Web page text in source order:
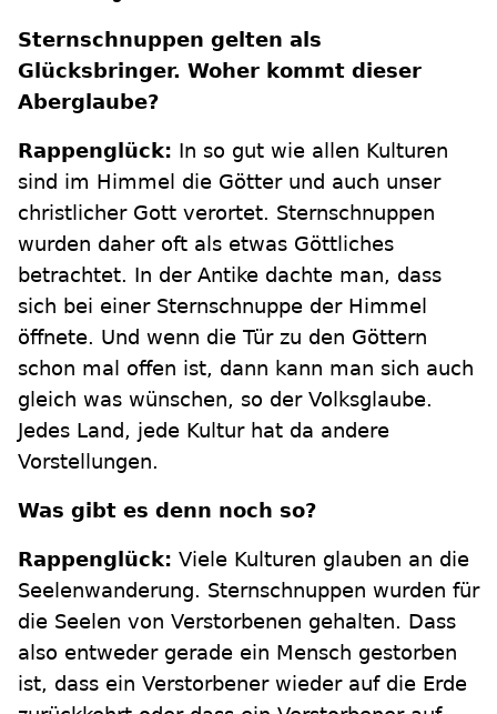
Sternschnuppen gelten als
Glücksbringer. Woher kommt dieser
Aberglaube?
Rappenglück: In so gut wie allen Kulturen
sind im Himmel die Götter und auch unser
christlicher Gott verortet. Sternschnuppen
wurden daher oft als etwas Göttliches
betrachtet. In der Antike dachte man, dass
sich bei einer Sternschnuppe der Himmel
öffnete. Und wenn die Tür zu den Göttern
schon mal offen ist, dann kann man sich auch
gleich was wünschen, so der Volksglaube.
Jedes Land, jede Kultur hat da andere
Vorstellungen.
Was gibt es denn noch so?
Rappenglück: Viele Kulturen glauben an die
Seelenwanderung. Sternschnuppen wurden für
die Seelen von Verstorbenen gehalten. Dass
also entweder gerade ein Mensch gestorben
ist, dass ein Verstorbener wieder auf die Erde